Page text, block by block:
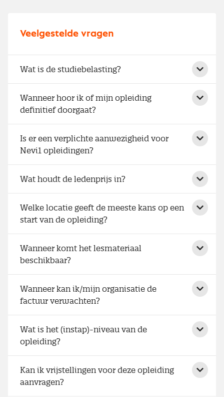
Veelgestelde vragen
Wat is de studiebelasting?
Wanneer hoor ik of mijn opleiding
definitief doorgaat?
Is er een verplichte aanwezigheid voor
Nevi1 opleidingen?
Wat houdt de ledenprijs in?
Welke locatie geeft de meeste kans op een
start van de opleiding?
Wanneer komt het lesmateriaal
beschikbaar?
Wanneer kan ik/mijn organisatie de
factuur verwachten?
Wat is het (instap)-niveau van de
opleiding?
Kan ik vrijstellingen voor deze opleiding
aanvragen?